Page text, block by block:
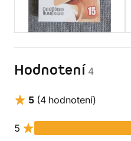
Hodnotení 4
5 (4 hodnotení)
5